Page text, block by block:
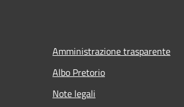
Amministrazione trasparente
Albo Pretorio
Note legali